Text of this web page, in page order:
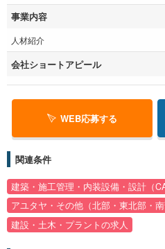
事業内容
人材紹介
会社ショートアピール
WEB応募する
関連条件
建築・施工管理・内装設備・設計（
アユタヤ・その他（北部・東北部・
建設・土木・プラントの求人